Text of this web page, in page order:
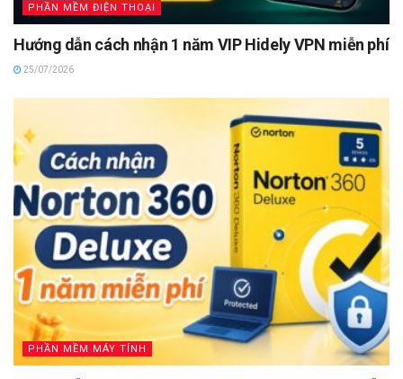
PHẦN MỀM ĐIỆN THOẠI
Hướng dẫn cách nhận 1 năm VIP Hidely VPN miễn phí
25/07/2026
PHẦN MỀM MÁY TÍNH